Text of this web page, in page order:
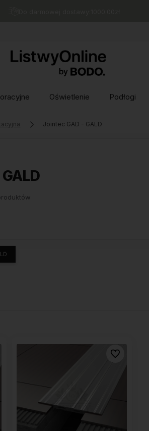
Oświetlenie Podłogi
Jointec GAD - GALD
Do ulubionych